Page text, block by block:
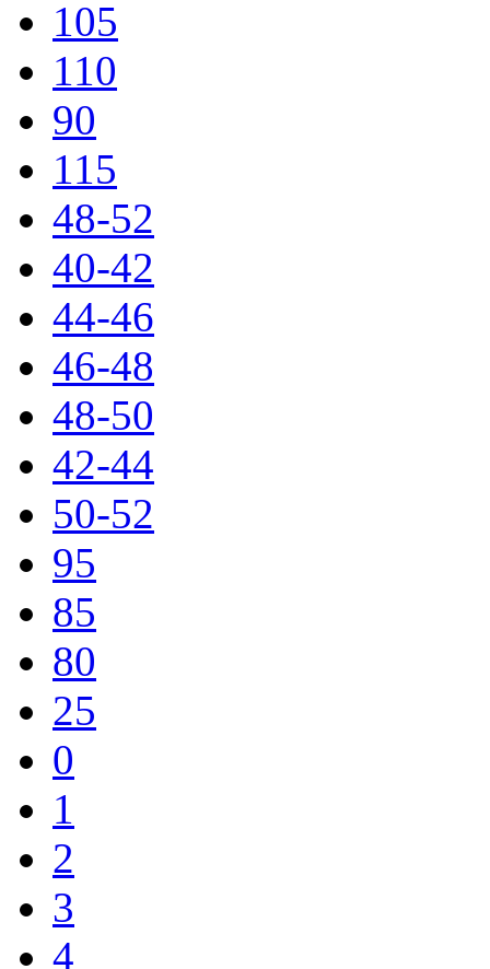
105
110
90
115
48-52
40-42
44-46
46-48
48-50
42-44
50-52
95
85
80
25
0
1
2
3
4